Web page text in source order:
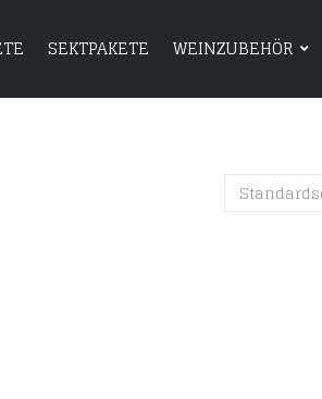
SEKTPAKETE WEINZUBEHÖR
SHOP WEIN WEINPAKETE